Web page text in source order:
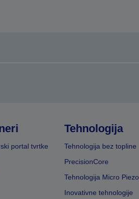
portal tvrtke
Tehnologija
Tehnologija bez topline
PrecisionCore
Tehnologija Micro Piezo
Inovativne tehnologije